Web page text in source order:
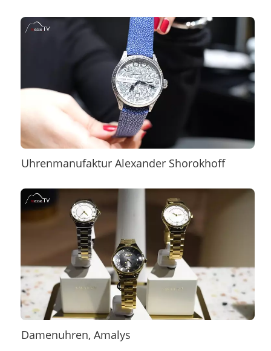
Uhrenmanufaktur Alexander Shorokhoff
Damenuhren, Amalys